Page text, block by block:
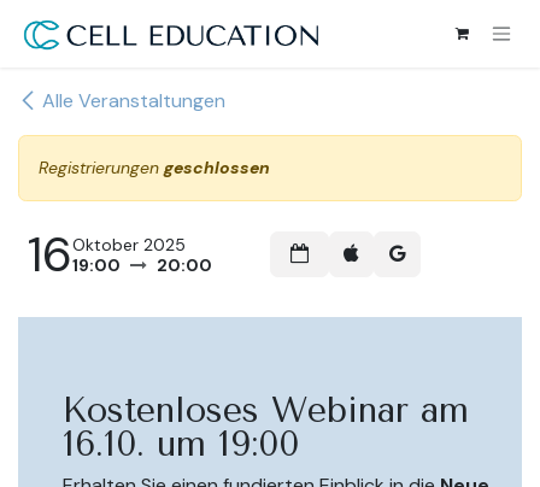
Alle Veranstaltungen
Registrierungen geschlossen
16Oktober 2025
19:00
20:00
Kostenloses Webinar am
16.10. um 19:00